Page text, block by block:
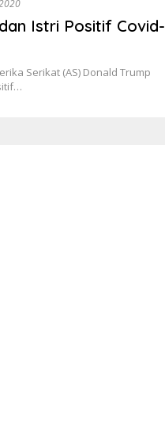
Istri Positif Covid-
Serikat (AS) Donald Trump